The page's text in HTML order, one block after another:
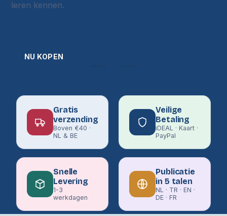
leren kennen.
NU KOPEN
Gratis
verzending
Boven €40 ·
NL & BE
Veilige
Betaling
iDEAL · Kaart ·
PayPal
Snelle
Levering
1-3
werkdagen
Publicatie
in 5 talen
NL · TR · EN ·
DE · FR